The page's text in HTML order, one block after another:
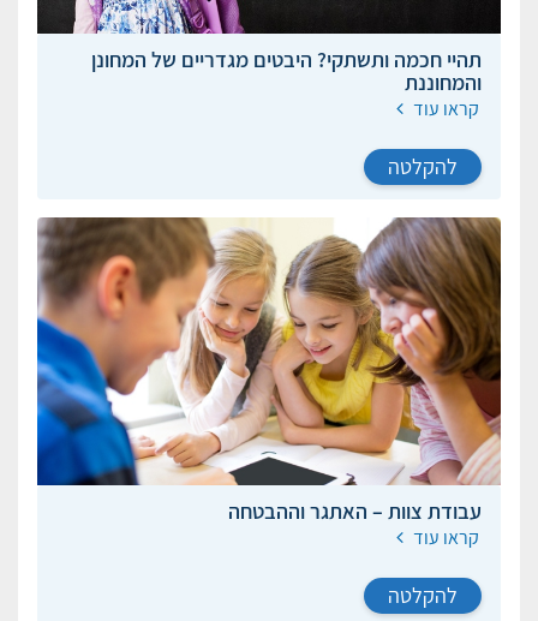
תהיי חכמה ותשתקי? היבטים מגדריים של המחונן
והמחוננת
קראו עוד
להקלטה
עבודת צוות – האתגר וההבטחה
קראו עוד
להקלטה